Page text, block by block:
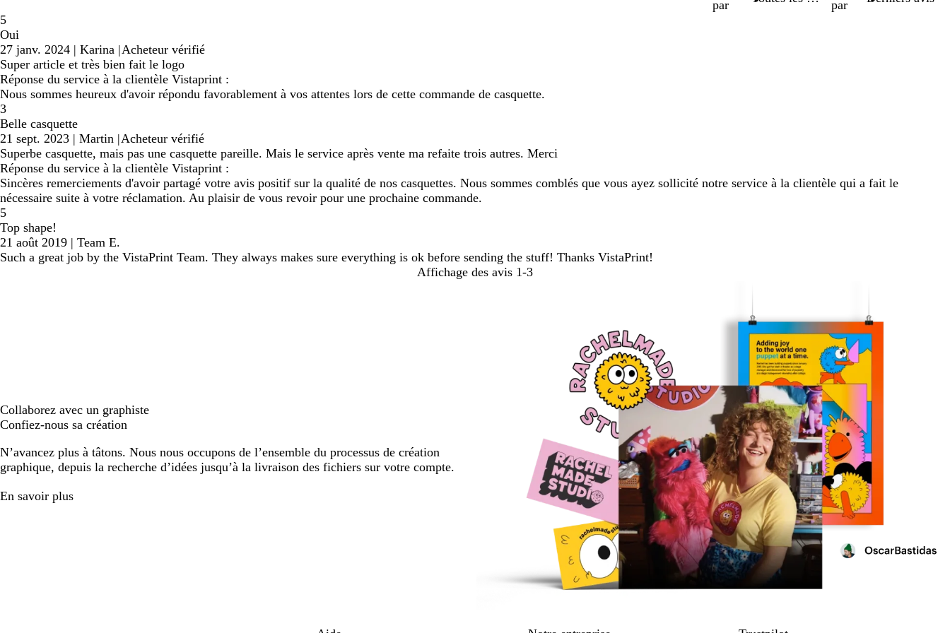
par
par
5
Oui
27 janv. 2024 | Karina |Acheteur vérifié
Super article et très bien fait le logo
Réponse du service à la clientèle Vistaprint :
Nous sommes heureux d'avoir répondu favorablement à vos attentes lors de cette commande de casquette.
3
Belle casquette
21 sept. 2023 | Martin |Acheteur vérifié
Superbe casquette, mais pas une casquette pareille. Mais le service après vente ma refaite trois autres. Merci
Réponse du service à la clientèle Vistaprint :
Sincères remerciements d'avoir partagé votre avis positif sur la qualité de nos casquettes. Nous sommes comblés que vous ayez sollicité notre service à la clientèle qui a fait le
nécessaire suite à votre réclamation. Au plaisir de vous revoir pour une prochaine commande.
5
Top shape!
21 août 2019 | Team E.
Such a great job by the VistaPrint Team. They always makes sure everything is ok before sending the stuff! Thanks VistaPrint!
Affichage des avis 1-3
Collaborez avec un graphiste
Confiez-nous sa création
N’avancez plus à tâtons. Nous nous occupons de l’ensemble du processus de création
graphique, depuis la recherche d’idées jusqu’à la livraison des fichiers sur votre compte.
En savoir plus